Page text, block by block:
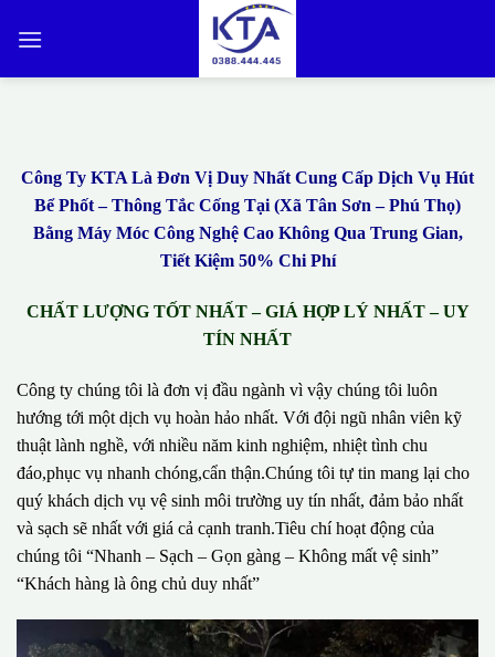
qua
Công Ty KTA Là Đơn Vị Duy Nhất Cung Cấp Dịch Vụ Hút
Bể Phốt – Thông Tắc Cống Tại (Xã Tân Sơn – Phú Thọ)
Bằng Máy Móc Công Nghệ Cao Không Qua Trung Gian,
Tiết Kiệm 50% Chi Phí
CHẤT LƯỢNG TỐT NHẤT – GIÁ HỢP LÝ NHẤT – UY
TÍN NHẤT
Công ty chúng tôi là đơn vị đầu ngành vì vậy chúng tôi luôn
hướng tới một dịch vụ hoàn hảo nhất. Với đội ngũ nhân viên kỹ
thuật lành nghề, với nhiều năm kinh nghiệm, nhiệt tình chu
đáo,phục vụ nhanh chóng,cẩn thận.Chúng tôi tự tin mang lại cho
quý khách dịch vụ vệ sinh môi trường uy tín nhất, đảm bảo nhất
và sạch sẽ nhất với giá cả cạnh tranh.Tiêu chí hoạt động của
chúng tôi “Nhanh – Sạch – Gọn gàng – Không mất vệ sinh”
“Khách hàng là ông chủ duy nhất”